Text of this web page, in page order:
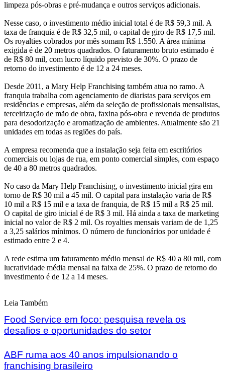
limpeza pós-obras e pré-mudança e outros serviços adicionais.
Nesse caso, o investimento médio inicial total é de R$ 59,3 mil. A
taxa de franquia é de R$ 32,5 mil, o capital de giro de R$ 17,5 mil.
Os royalties cobrados por mês somam R$ 1.550. A área mínima
exigida é de 20 metros quadrados. O faturamento bruto estimado é
de R$ 80 mil, com lucro líquido previsto de 30%. O prazo de
retorno do investimento é de 12 a 24 meses.
Desde 2011, a Mary Help Franchising também atua no ramo. A
franquia trabalha com agenciamento de diaristas para serviços em
residências e empresas, além da seleção de profissionais mensalistas,
terceirização de mão de obra, faxina pós-obra e revenda de produtos
para desodorização e aromatização de ambientes. Atualmente são 21
unidades em todas as regiões do país.
A empresa recomenda que a instalação seja feita em escritórios
comerciais ou lojas de rua, em ponto comercial simples, com espaço
de 40 a 80 metros quadrados.
No caso da Mary Help Franchising, o investimento inicial gira em
torno de R$ 30 mil a 45 mil. O capital para instalação varia de R$
10 mil a R$ 15 mil e a taxa de franquia, de R$ 15 mil a R$ 25 mil.
O capital de giro inicial é de R$ 3 mil. Há ainda a taxa de marketing
inicial no valor de R$ 2 mil. Os royalties mensais variam de de 1,25
a 3,25 salários mínimos. O número de funcionários por unidade é
estimado entre 2 e 4.
A rede estima um faturamento médio mensal de R$ 40 a 80 mil, com
lucratividade média mensal na faixa de 25%. O prazo de retorno do
investimento é de 12 a 14 meses.
Leia Também
Food Service em foco: pesquisa revela os
desafios e oportunidades do setor
ABF ruma aos 40 anos impulsionando o
franchising brasileiro